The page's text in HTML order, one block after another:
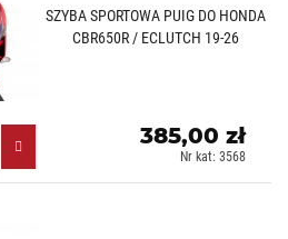
SZYBA SPORTOWA PUIG DO HONDA
CBR650R / ECLUTCH 19-26
385,00 zł
Nr kat: 3568